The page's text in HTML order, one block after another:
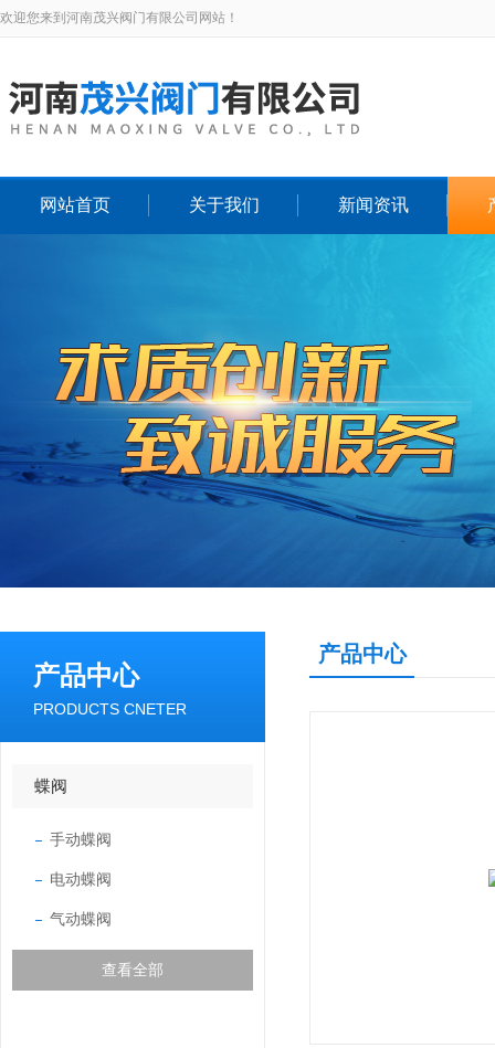
欢迎您来到河南茂兴阀门有限公司网站！
网站首页 关于我们 新闻资讯
产品中心
PRODUCTS CNETER
蝶阀
手动蝶阀
电动蝶阀
气动蝶阀
查看全部
产品中心